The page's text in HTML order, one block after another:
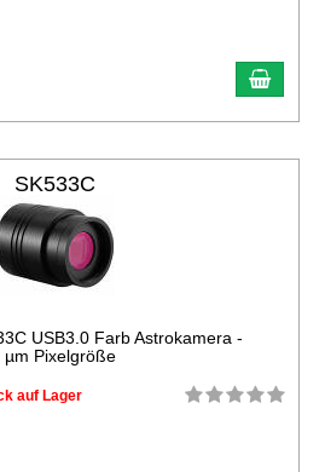
SK533C
USB3.0 Farb Astrokamera -
µm Pixelgröße
auf Lager